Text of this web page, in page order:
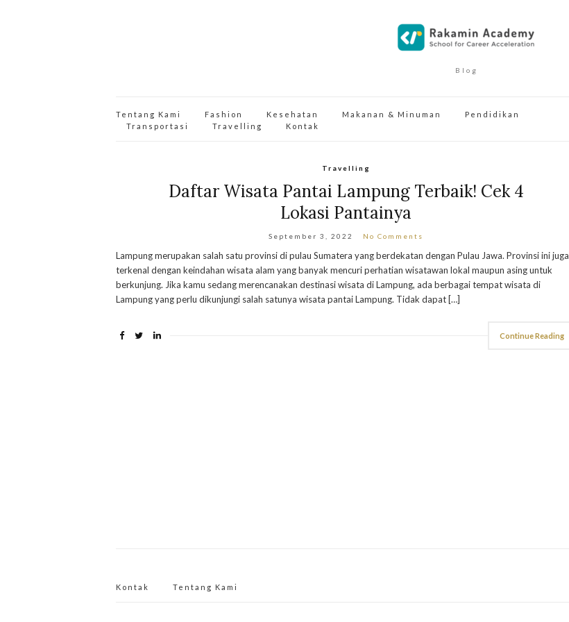
Blog
Tentang Kami Fashion Kesehatan Makanan & Minuman
Pendidikan
Transportasi
Travelling Kontak
Travelling
Daftar Wisata Pantai Lampung Terbaik! Cek 4
Lokasi Pantainya
September 3, 2022 No Comments
Lampung merupakan salah satu provinsi di pulau Sumatera yang berdekatan dengan Pulau Jawa. Provinsi ini juga
terkenal dengan keindahan wisata alam yang banyak mencuri perhatian wisatawan lokal maupun asing untuk
berkunjung. Jika kamu sedang merencanakan destinasi wisata di Lampung, ada berbagai tempat wisata di
Lampung yang perlu dikunjungi salah satunya wisata pantai Lampung. Tidak dapat […]
Continue Reading
Kontak Tentang Kami